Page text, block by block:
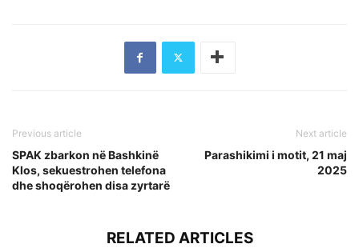
Previous article
SPAK zbarkon në Bashkinë
Klos, sekuestrohen telefona
dhe shoqërohen disa zyrtarë
Next article
Parashikimi i motit, 21 maj
2025
RELATED ARTICLES